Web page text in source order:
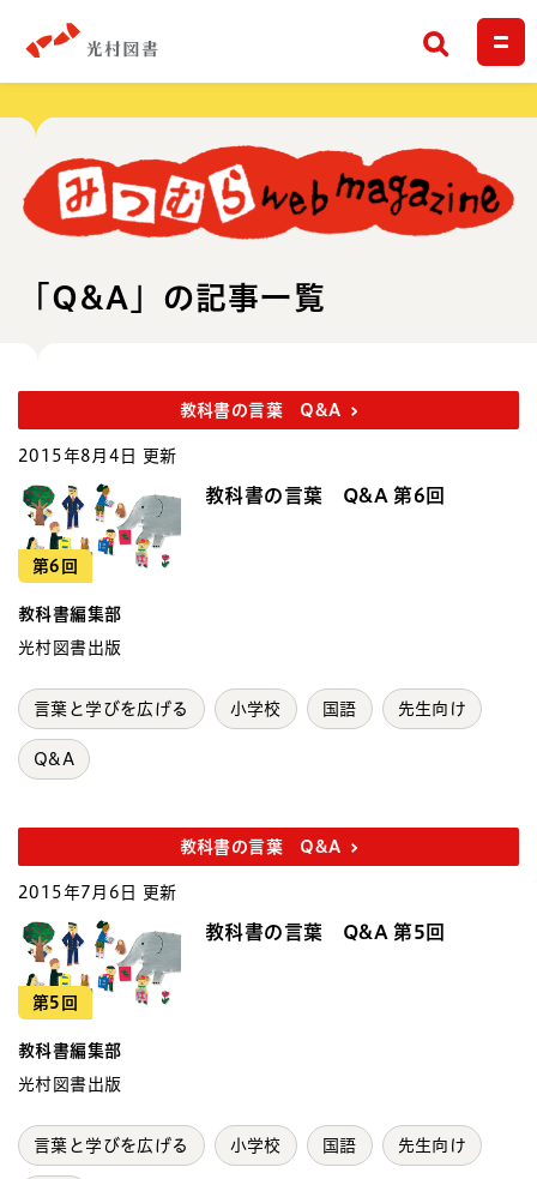
検索
「Q&A」の記事一覧
教科書の言葉 Q&A
2015年8月4日 更新
第6回
教科書の言葉 Q&A 第6回
教科書編集部
光村図書出版
言葉と学びを広げる 小学校 国語 先生向け
Q&A
教科書の言葉 Q&A
2015年7月6日 更新
第5回
教科書の言葉 Q&A 第5回
教科書編集部
光村図書出版
言葉と学びを広げる 小学校 国語 先生向け